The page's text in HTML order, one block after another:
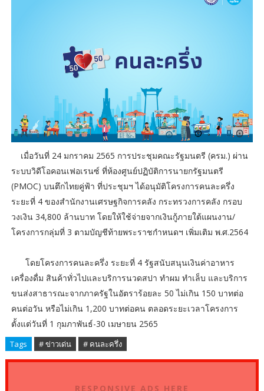
เมื่อวันที่ 24 มกราคม 2565 การประชุมคณะรัฐมนตรี (ครม.) ผ่าน
ระบบวิดีโอคอนเฟอเรนซ์ ที่ห้องศูนย์ปฏิบัติการนายกรัฐมนตรี
(PMOC) บนตึกไทยคู่ฟ้า ที่ประชุมฯ ได้อนุมัติโครงการคนละครึ่ง
ระยะที่ 4 ของสำนักงานเศรษฐกิจการคลัง กระทรวงการคลัง กรอบ
วงเงิน 34,800 ล้านบาท โดยให้ใช้จ่ายจากเงินกู้ภายใต้แผนงาน/
โครงการกลุ่มที่ 3 ตามบัญชีท้ายพระราชกำหนดฯ เพิ่มเติม พ.ศ.2564
โดยโครงการคนละครึ่ง ระยะที่ 4 รัฐสนับสนุนเงินค่าอาหาร
เครื่องดื่ม สินค้าทั่วไปและบริการนวดสปา ทำผม ทำเล็บ และบริการ
ขนส่งสาธารณะจากภาครัฐในอัตราร้อยละ 50 ไม่เกิน 150 บาทต่อ
คนต่อวัน หรือไม่เกิน 1,200 บาทต่อคน ตลอดระยะเวลาโครงการ
ตั้งแต่วันที่ 1 กุมภาพันธ์-30 เมษายน 2565
Tags # ข่าวเด่น # คนละครึ่ง
RESPONSIVE ADS HERE